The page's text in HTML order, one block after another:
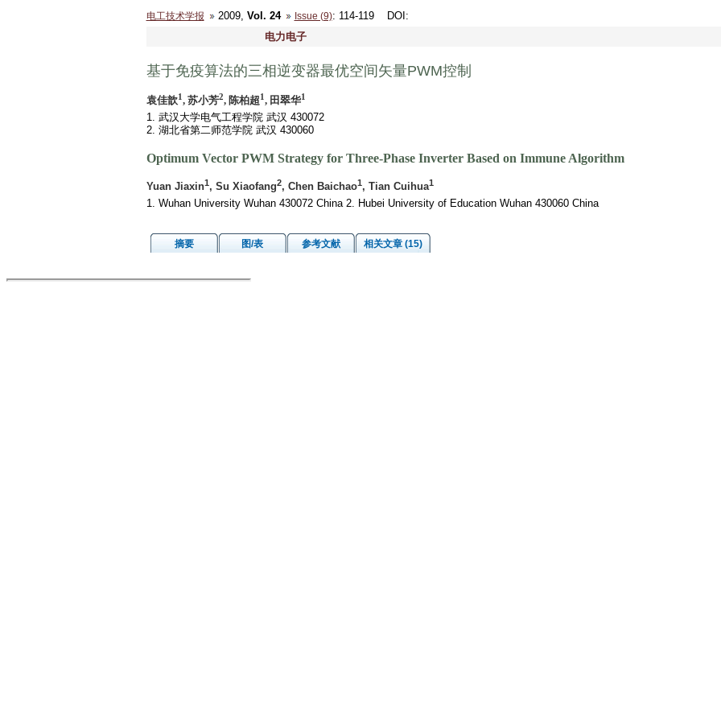
电工技术学报 2009, Vol. 24 Issue (9): 114-119 DOI :
电力电子
基于免疫算法的三相逆变器最优空间矢量PWM控制
袁佳歆1, 苏小芳2, 陈柏超1, 田翠华1
1. 武汉大学电气工程学院 武汉 430072
2. 湖北省第二师范学院 武汉 430060
Optimum Vector PWM Strategy for Three-Phase Inverter Based on Immune Algorithm
Yuan Jiaxin1, Su Xiaofang2, Chen Baichao1, Tian Cuihua1
1. Wuhan University Wuhan 430072 China 2. Hubei University of Education Wuhan 430060 China
摘要 图/表 参考文献 相关文章 (15)